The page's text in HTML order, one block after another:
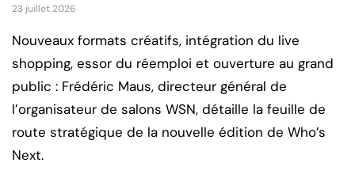
23 juillet 2026
Nouveaux formats créatifs, intégration du live
shopping, essor du réemploi et ouverture au grand
public : Frédéric Maus, directeur général de
l’organisateur de salons WSN, détaille la feuille de
route stratégique de la nouvelle édition de Who’s
Next.